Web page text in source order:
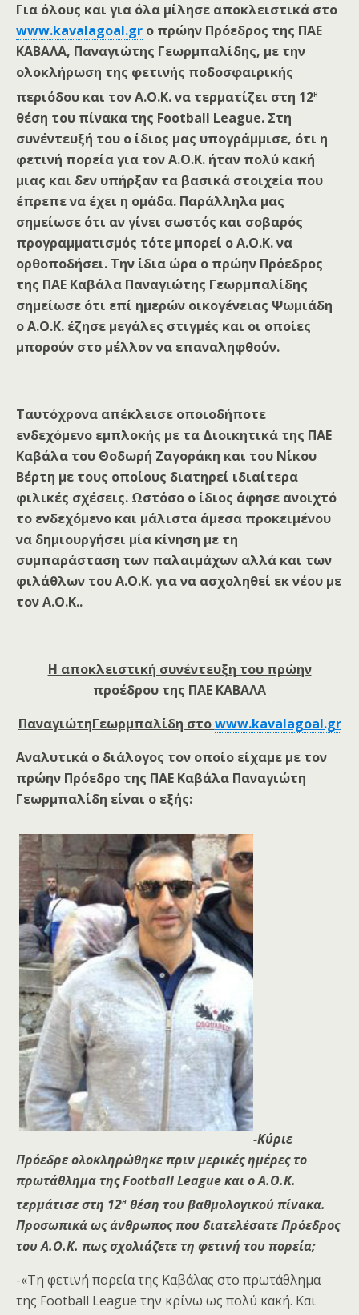
Για όλους και για όλα μίλησε αποκλειστικά στο
www.kavalagoal.gr ο πρώην Πρόεδρος της ΠΑΕ
ΚΑΒΑΛΑ, Παναγιώτης Γεωρμπαλίδης, με την
ολοκλήρωση της φετινής ποδοσφαιρικής
περιόδου και τον Α.Ο.Κ. να τερματίζει στη 12η
θέση του πίνακα της Football League. Στη
συνέντευξή του ο ίδιος μας υπογράμμισε, ότι η
φετινή πορεία για τον Α.Ο.Κ. ήταν πολύ κακή
μιας και δεν υπήρξαν τα βασικά στοιχεία που
έπρεπε να έχει η ομάδα. Παράλληλα μας
σημείωσε ότι αν γίνει σωστός και σοβαρός
προγραμματισμός τότε μπορεί ο Α.Ο.Κ. να
ορθοποδήσει. Την ίδια ώρα ο πρώην Πρόεδρος
της ΠΑΕ Καβάλα Παναγιώτης Γεωρμπαλίδης
σημείωσε ότι επί ημερών οικογένειας Ψωμιάδη
ο Α.Ο.Κ. έζησε μεγάλες στιγμές και οι οποίες
μπορούν στο μέλλον να επαναληφθούν.
Ταυτόχρονα απέκλεισε οποιοδήποτε
ενδεχόμενο εμπλοκής με τα Διοικητικά της ΠΑΕ
Καβάλα του Θοδωρή Ζαγοράκη και του Νίκου
Βέρτη με τους οποίους διατηρεί ιδιαίτερα
φιλικές σχέσεις. Ωστόσο ο ίδιος άφησε ανοιχτό
το ενδεχόμενο και μάλιστα άμεσα προκειμένου
να δημιουργήσει μία κίνηση με τη
συμπαράσταση των παλαιμάχων αλλά και των
φιλάθλων του Α.Ο.Κ. για να ασχοληθεί εκ νέου με
τον Α.Ο.Κ..
Η αποκλειστική συνέντευξη του πρώην
προέδρου της ΠΑΕ ΚΑΒΑΛΑ
ΠαναγιώτηΓεωρμπαλίδη στοwww.kavalagoal.gr
Αναλυτικά ο διάλογος τον οποίο είχαμε με τον
πρώην Πρόεδρο της ΠΑΕ Καβάλα Παναγιώτη
Γεωρμπαλίδη είναι ο εξής:
-Κύριε
Πρόεδρε ολοκληρώθηκε πριν μερικές ημέρες το
πρωτάθλημα της Football League και ο Α.Ο.Κ.
τερμάτισε στη 12η θέση του βαθμολογικού πίνακα.
Προσωπικά ως άνθρωπος που διατελέσατε Πρόεδρος
του Α.Ο.Κ. πως σχολιάζετε τη φετινή του πορεία;
-«Τη φετινή πορεία της Καβάλας στο πρωτάθλημα
της Football League την κρίνω ως πολύ κακή. Και